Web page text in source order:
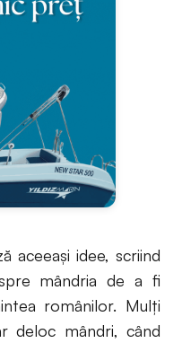
aceeaşi idee, scriind
mândria de a fi
românilor. Mulţi
deloc mândri, când